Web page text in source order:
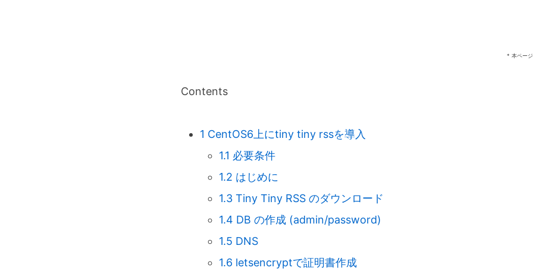
* 本ペー
Contents
1 CentOS6上にtiny tiny rssを導入
1.1 必要条件
1.2 はじめに
1.3 Tiny Tiny RSS のダウンロード
1.4 DB の作成 (admin/password)
1.5 DNS
1.6 letsencryptで証明書作成